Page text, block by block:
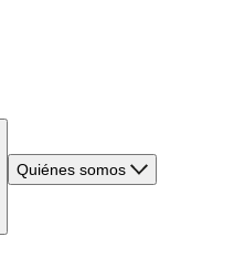
Quiénes somos